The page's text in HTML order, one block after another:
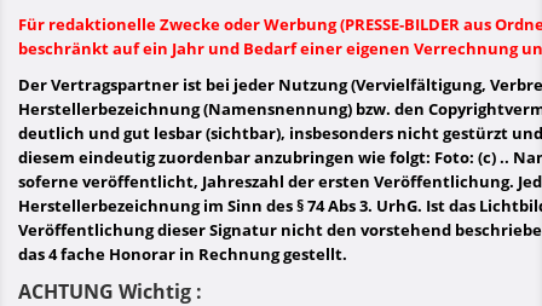
Für redaktionelle Zwecke oder Werbung (PRESSE-BILDER aus
beschränkt auf ein Jahr und Bedarf einer eigenen Verrechnung
Der Vertragspartner ist bei jeder Nutzung (Vervielfältigung,
Herstellerbezeichnung (Namensnennung) bzw. den
deutlich und gut lesbar (sichtbar), insbesonders nicht gestürzt
diesem eindeutig zuordenbar anzubringen wie folgt: Foto: (c) ..
soferne veröffentlicht, Jahreszahl der ersten Veröffentlichung.
Herstellerbezeichnung im Sinn des § 74 Abs 3. UrhG. Ist das
Veröffentlichung dieser Signatur nicht den vorstehend
das 4 fache Honorar in Rechnung gestellt.
ACHTUNG Wichtig :